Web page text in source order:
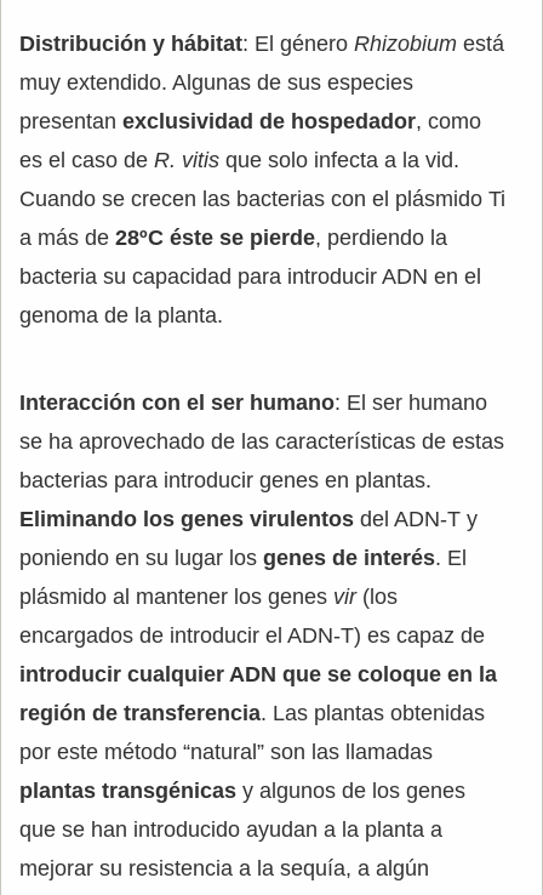
Distribución y hábitat: El género Rhizobium está
muy extendido. Algunas de sus especies
presentan exclusividad de hospedador, como
es el caso de R. vitis que solo infecta a la vid.
Cuando se crecen las bacterias con el plásmido Ti
a más de 28ºC éste se pierde, perdiendo la
bacteria su capacidad para introducir ADN en el
genoma de la planta.
Interacción con el ser humano: El ser humano
se ha aprovechado de las características de estas
bacterias para introducir genes en plantas.
Eliminando los genes virulentos del ADN-T y
poniendo en su lugar los genes de interés. El
plásmido al mantener los genes vir(los
encargados de introducir el ADN-T) es capaz de
introducir cualquier ADN que se coloque en la
región de transferencia. Las plantas obtenidas
por este método “natural” son las llamadas
plantas transgénicas y algunos de los genes
que se han introducido ayudan a la planta a
mejorar su resistencia a la sequía, a algún